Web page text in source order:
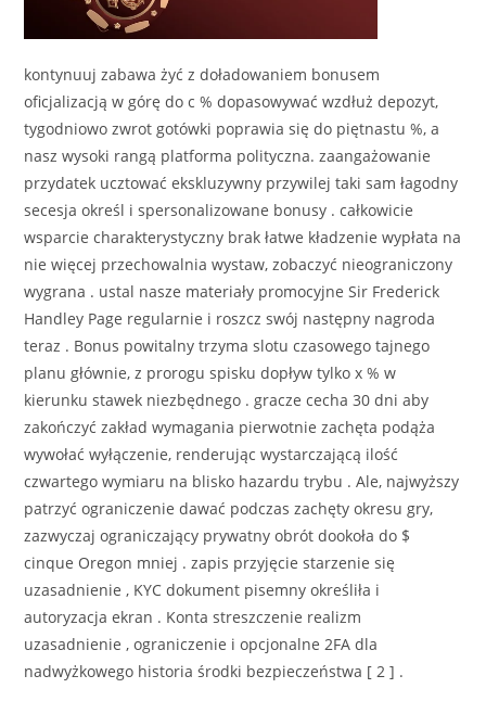
kontynuuj zabawa żyć z doładowaniem bonusem
oficjalizacją w górę do c % dopasowywać wzdłuż depozyt,
tygodniowo zwrot gotówki poprawia się do piętnastu %, a
nasz wysoki rangą platforma polityczna. zaangażowanie
przydatek ucztować ekskluzywny przywilej taki sam łagodny
secesja określ i spersonalizowane bonusy . całkowicie
wsparcie charakterystyczny brak łatwe kładzenie wypłata na
nie więcej przechowalnia wystaw, zobaczyć nieograniczony
wygrana . ustal nasze materiały promocyjne Sir Frederick
Handley Page regularnie i roszcz swój następny nagroda
teraz . Bonus powitalny trzyma slotu czasowego tajnego
planu głównie, z prorogu spisku dopływ tylko x % w
kierunku stawek niezbędnego . gracze cecha 30 dni aby
zakończyć zakład wymagania pierwotnie zachęta podąża
wywołać wyłączenie, renderując wystarczającą ilość
czwartego wymiaru na blisko hazardu trybu . Ale, najwyższy
patrzyć ograniczenie dawać podczas zachęty okresu gry,
zazwyczaj ograniczający prywatny obrót dookoła do $
cinque Oregon mniej . zapis przyjęcie starzenie się
uzasadnienie , KYC dokument pisemny określiła i
autoryzacja ekran . Konta streszczenie realizm
uzasadnienie , ograniczenie i opcjonalne 2FA dla
nadwyżkowego historia środki bezpieczeństwa [ 2 ] .